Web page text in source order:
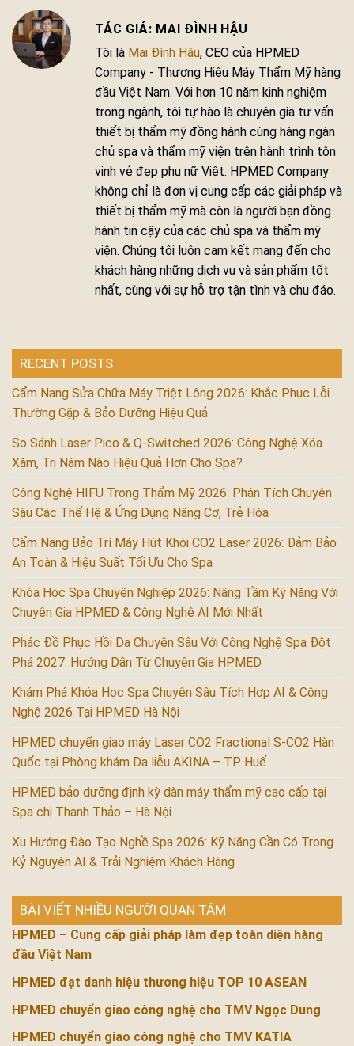
MAI ĐÌNH HẬU
Tôi là Mai Đình Hậu, CEO của HPMED
Company - Thương Hiệu Máy Thẩm Mỹ hàng
đầu Việt Nam. Với hơn 10 năm kinh nghiệm
trong ngành, tôi tự hào là chuyên gia tư vấn
thiết bị thẩm mỹ đồng hành cùng hàng ngàn
chủ spa và thẩm mỹ viện trên hành trình tôn
vinh vẻ đẹp phụ nữ Việt. HPMED Company
không chỉ là đơn vị cung cấp các giải pháp và
thiết bị thẩm mỹ mà còn là người bạn đồng
hành tin cậy của các chủ spa và thẩm mỹ
viện. Chúng tôi luôn cam kết mang đến cho
khách hàng những dịch vụ và sản phẩm tốt
nhất, cùng với sự hỗ trợ tận tình và chu đáo.
RECENT POSTS
Cẩm Nang Sửa Chữa Máy Triệt Lông 2026: Khắc Phục Lỗi
Thường Gặp & Bảo Dưỡng Hiệu Quả
So Sánh Laser Pico & Q-Switched 2026: Công Nghệ Xóa
Xăm, Trị Nám Nào Hiệu Quả Hơn Cho Spa?
Công Nghệ HIFU Trong Thẩm Mỹ 2026: Phân Tích Chuyên
Sâu Các Thế Hệ & Ứng Dụng Nâng Cơ, Trẻ Hóa
Cẩm Nang Bảo Trì Máy Hút Khói CO2 Laser 2026: Đảm Bảo
An Toàn & Hiệu Suất Tối Ưu Cho Spa
Khóa Học Spa Chuyên Nghiệp 2026: Nâng Tầm Kỹ Năng Với
Chuyên Gia HPMED & Công Nghệ AI Mới Nhất
Phác Đồ Phục Hồi Da Chuyên Sâu Với Công Nghệ Spa Đột
Phá 2027: Hướng Dẫn Từ Chuyên Gia HPMED
Khám Phá Khóa Học Spa Chuyên Sâu Tích Hợp AI & Công
Nghệ 2026 Tại HPMED Hà Nội
HPMED chuyển giao máy Laser CO2 Fractional S-CO2 Hàn
Quốc tại Phòng khám Da liễu AKINA – TP. Huế
HPMED bảo dưỡng định kỳ dàn máy thẩm mỹ cao cấp tại
Spa chị Thanh Thảo – Hà Nội
Xu Hướng Đào Tạo Nghề Spa 2026: Kỹ Năng Cần Có Trong
Kỷ Nguyên AI & Trải Nghiệm Khách Hàng
BÀI VIẾT NHIỀU NGƯỜI QUAN TÂM
HPMED – Cung cấp giải pháp làm đẹp toàn diện hàng
đầu Việt Nam
HPMED đạt danh hiệu thương hiệu TOP 10 ASEAN
HPMED chuyển giao công nghệ cho TMV Ngọc Dung
HPMED chuyển giao công nghệ cho TMV KATIA